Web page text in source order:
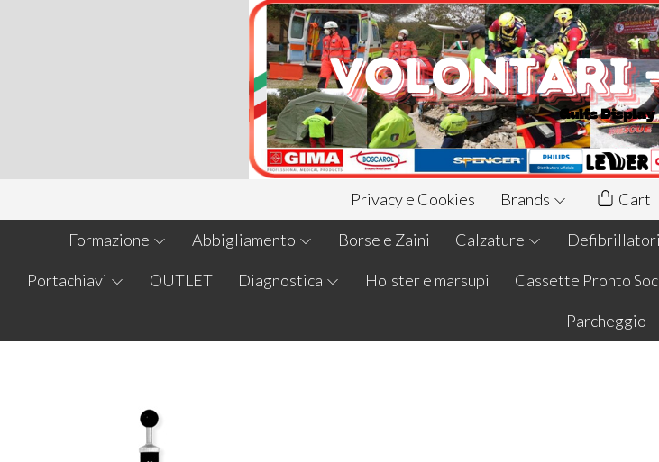
Privacy e Cookies Brands Cart
Formazione Abbigliamento Borse e Zaini Calzature
Portachiavi OUTLET Diagnostica Holster e marsupi Cassette Pronto
Parcheggio